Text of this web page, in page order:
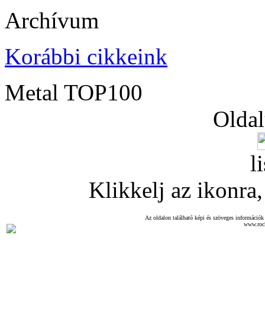
Archívum
Korábbi cikkeink
Metal TOP100
Klikkelj az ikonra,
Az oldalon található képi és szöveges információk